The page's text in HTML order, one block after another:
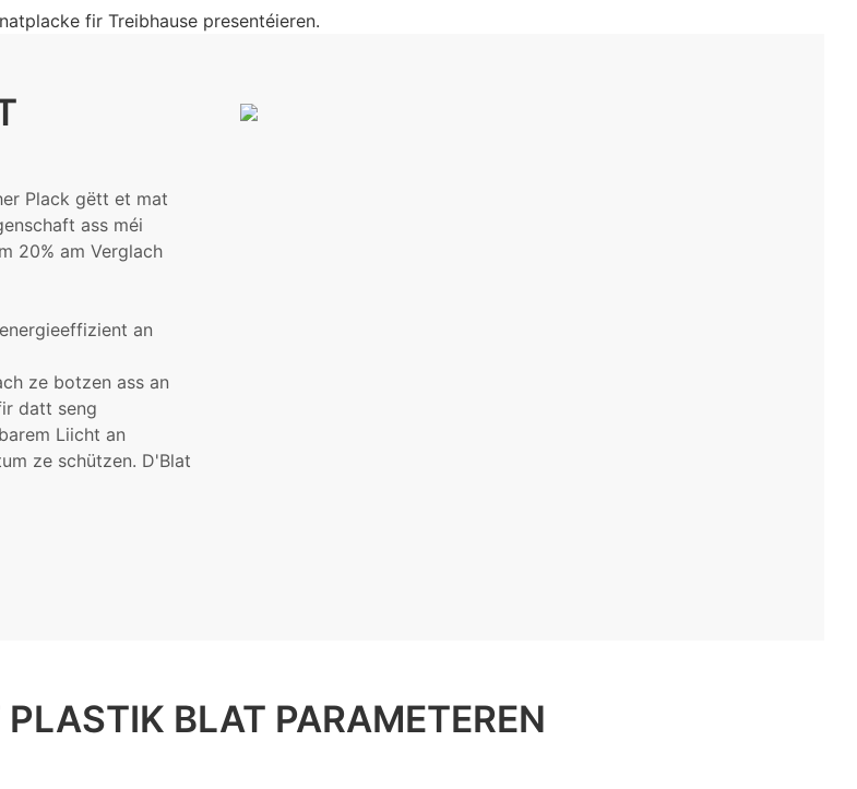
fir Treibhause presentéieren.
Plack gëtt et mat
ass méi
20% am Verglach
an
ze botzen ass an
datt seng
Liicht an
ze schützen. D'Blat
BLAT PARAMETEREN